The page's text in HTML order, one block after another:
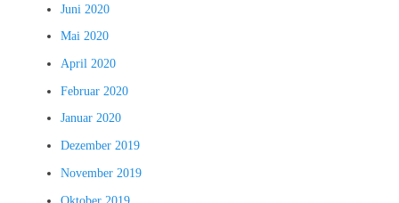
Juni 2020
Mai 2020
April 2020
Februar 2020
Januar 2020
Dezember 2019
November 2019
Oktober 2019